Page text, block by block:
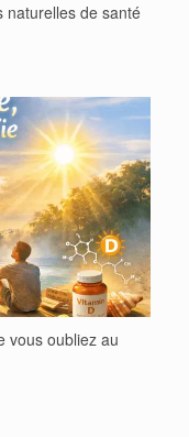
naturelles de santé
vous oubliez au